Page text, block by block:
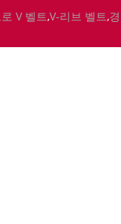
V 벨트,V-리브 벨트,경